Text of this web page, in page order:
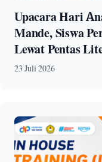
Upacara Hari
Mande, Siswa
Lewat Pentas
23 Juli 2026